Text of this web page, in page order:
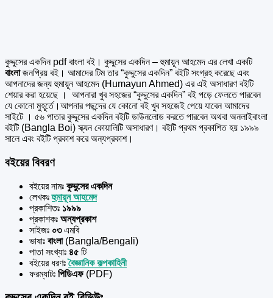
কুদ্দুসের একদিন pdf বাংলা বই। কুদ্দুসের একদিন – হুমায়ূন আহমেদ এর লেখা একটি
বাংলাজনপ্রিয় বই। আমাদের টিম তার “কুদ্দুসের একদিন” বইটি সংগ্রহ করেছে এবং
আপনাদের জন্য হুমায়ূন আহমেদ (Humayun Ahmed) এর এই অসাধারণ বইটি
শেয়ার করা হয়েছে । আপনারা খুব সহজের “কুদ্দুসের একদিন” বই পড়ে ফেলতে পারবেন
যে কোনো মুহূর্তে।আপনার পছন্দের যে কোনো বই খুব সহজেই পেয়ে যাবেন আমাদের
সাইটে । ৫৬ পাতার কুদ্দুসের একদিন বইটি ডাউনলোড করতে পারবেন অথবা অনলাইবাংলা
বইটি (Bangla Boi) স্ক্যন কোয়ালিটি অসাধারণ। বইটি প্রথম প্রকাশিত হয় ১৯৯৯
সালে এবং বইটি প্রকাশ করে অন্যপ্রকাশ।
বইয়ের বিবরণ
বইয়ের নামঃ কুদ্দুসের একদিন
লেখকঃহুমায়ূন আহমেদ
প্রকাশিতঃ ১৯৯৯
প্রকাশকঃ অন্যপ্রকাশ
সাইজঃ ০৩এমবি
ভাষাঃ বাংলা (Bangla/Bengali)
পাতা সংখ্যাঃ ৪৫ টি
বইয়ের ধরণঃবৈজ্ঞানিক কল্পকাহিনী
ফরম্যাটঃ পিডিএফ (PDF)